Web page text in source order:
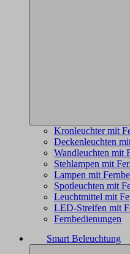
Kronleuchter mit
Deckenleuchten
Wandleuchten mit
Stehlampen mit
Lampen mit
Spotleuchten mit
Leuchtmittel mit
LED-Streifen mit
Fernbedienungen
Smart Beleuchtung